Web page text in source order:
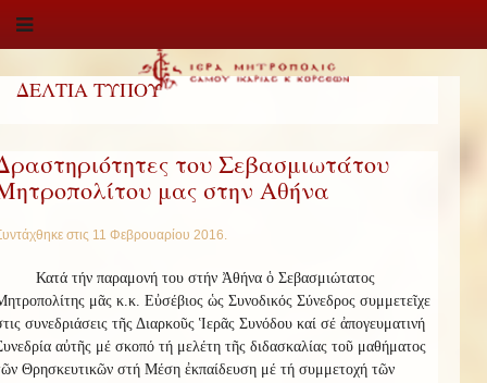
ΔΕΛΤΙΑ ΤΥΠΟΥ
του Σεβασμιωτάτου
μας στην Αθήνα
στις 11 Φεβρουαρίου 2016.
Κατά τήν παραμονή του στήν Ἀθήνα ὁ Σεβασμιώτατος
μᾶς κ.κ. Εὐσέβιος ὡς Συνοδικός Σύνεδρος συμμετεῖχε
συνεδριάσεις τῆς Διαρκοῦς Ἱερᾶς Συνόδου καί σέ ἀπογευματινή
αὐτῆς μέ σκοπό τή μελέτη τῆς διδασκαλίας τοῦ μαθήματος
Θρησκευτικῶν στή Μέση ἐκπαίδευση μέ τή συμμετοχή τῶν